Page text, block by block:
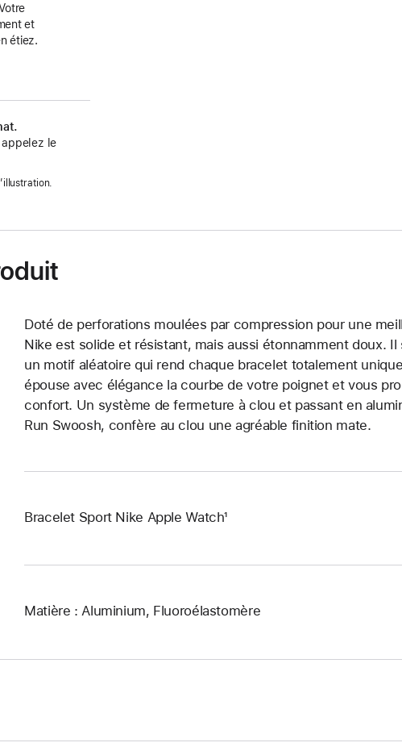
et
étiez.
appelez le
Doté de perforations moulées par compression pour une
Nike est solide et résistant, mais aussi étonnamment doux.
un motif aléatoire qui rend chaque bracelet totalement
épouse avec élégance la courbe de votre poignet et vous
confort. Un système de fermeture à clou et passant en
Run Swoosh, confère au clou une agréable finition mate.
Bracelet Sport Nike Apple Watch¹
Matière : Aluminium, Fluoroélastomère